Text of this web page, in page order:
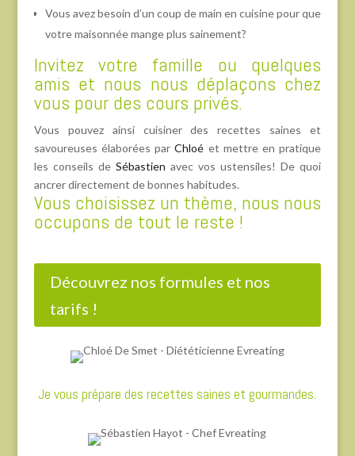
Vous avez besoin d’un coup de main en cuisine pour que
votre maisonnée mange plus sainement?
Invitez votre famille ou quelques
amis et nous nous déplaçons chez
vous pour des cours privés.
Vous pouvez ainsi cuisiner des recettes saines et
savoureuses élaborées parChloé et mettre en pratique
les conseils de Sébastien avec vos ustensiles! De quoi
ancrer directement de bonnes habitudes.
Vous choisissez un thème, nous nous
occupons de tout le reste !
Découvrez nos formules et nos
tarifs !
Je vous prépare des recettes saines et gourmandes.